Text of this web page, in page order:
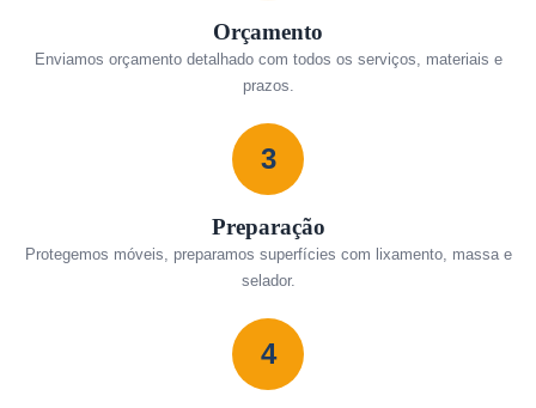
Orçamento
Enviamos orçamento detalhado com todos os serviços, materiais e
prazos.
3
Preparação
Protegemos móveis, preparamos superfícies com lixamento, massa e
selador.
4